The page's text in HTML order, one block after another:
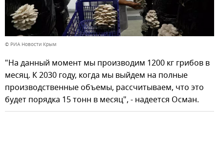
© РИА Новости Крым
"На данный момент мы производим 1200 кг грибов в
месяц. К 2030 году, когда мы выйдем на полные
производственные объемы, рассчитываем, что это
будет порядка 15 тонн в месяц", - надеется Осман.